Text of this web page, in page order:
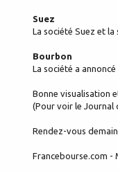
Suez
La société Suez et
Bourbon
La société a
Bonne visualisation
(Pour voir le Journal
Rendez-vous demain
Francebourse.com -